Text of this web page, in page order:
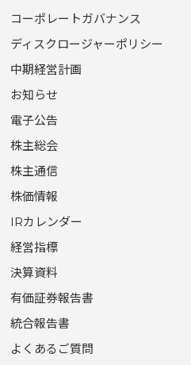
コーポレートガバナンス
ディスクロージャーポリシー
中期経営計画
お知らせ
電子公告
株主総会
株主通信
株価情報
IRカレンダー
経営指標
決算資料
有価証券報告書
統合報告書
よくあるご質問